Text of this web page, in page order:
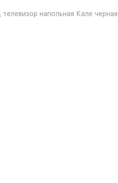
напольная Кале черная